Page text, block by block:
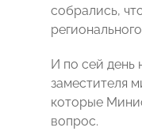
собрались,
И по сей день
заместителя
которые
вопрос.